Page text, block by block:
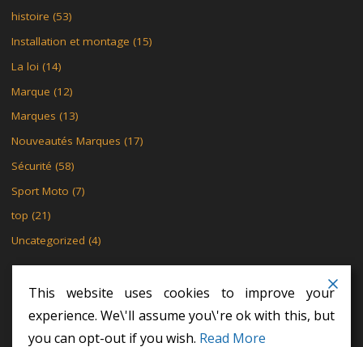
histoire (53)
Installation et montage (15)
La loi (14)
Marque (12)
Marques (13)
Nouveautés Marques (17)
Sécurité (58)
Sport Moto (7)
top (21)
Uncategorized (4)
MENTIONS LÉGALES
POLITIQUE DE CONFIDENTIALITÉ
This website uses cookies to improve your
experience. We\'ll assume you\'re ok with this, but
you can opt-out if you wish. Read More